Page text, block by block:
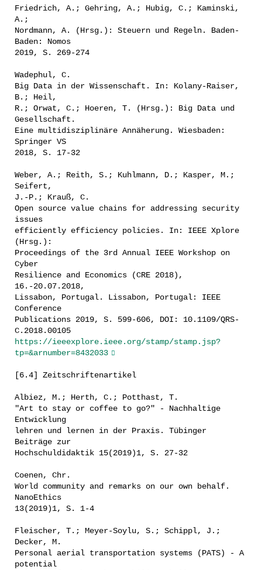
Friedrich, A.; Gehring, A.; Hubig, C.; Kaminski,
A.;
Nordmann, A. (Hrsg.): Steuern und Regeln. Baden-
Baden: Nomos
2019, S. 269-274
Wadephul, C.
Big Data in der Wissenschaft. In: Kolany-Raiser,
B.; Heil,
R.; Orwat, C.; Hoeren, T. (Hrsg.): Big Data und
Gesellschaft.
Eine multidisziplinäre Annäherung. Wiesbaden:
Springer VS
2018, S. 17-32
Weber, A.; Reith, S.; Kuhlmann, D.; Kasper, M.;
Seifert,
J.-P.; Krauß, C.
Open source value chains for addressing security
issues
efficiently efficiency policies. In: IEEE Xplore
(Hrsg.):
Proceedings of the 3rd Annual IEEE Workshop on
Cyber
Resilience and Economics (CRE 2018),
16.-20.07.2018,
Lissabon, Portugal. Lissabon, Portugal: IEEE
Conference
Publications 2019, S. 599-606, DOI: 10.1109/QRS-
C.2018.00105
https://ieeexplore.ieee.org/stamp/stamp.jsp?
tp=&arnumber=8432033
[6.4] Zeitschriftenartikel
Albiez, M.; Herth, C.; Potthast, T.
"Art to stay or coffee to go?" - Nachhaltige
Entwicklung
lehren und lernen in der Praxis. Tübinger
Beiträge zur
Hochschuldidaktik 15(2019)1, S. 27-32
Coenen, Chr.
World community and remarks on our own behalf.
NanoEthics
13(2019)1, S. 1-4
Fleischer, T.; Meyer-Soylu, S.; Schippl, J.;
Decker, M.
Personal aerial transportation systems (PATS) - A
potential